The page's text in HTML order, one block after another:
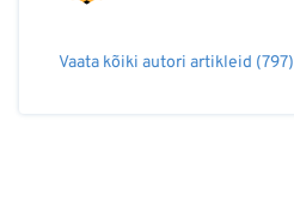
Vaata kõiki autori artikleid (797)